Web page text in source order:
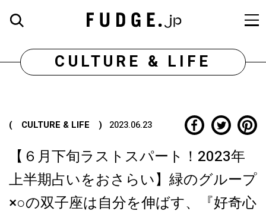
CULTURE & LIFE
( CULTURE & LIFE ) 2023.06.23
【６月下旬ラストスパート！2023年
上半期占いをおさらい】緑のグループ
×○の双子座は自分を伸ばす、『好奇心